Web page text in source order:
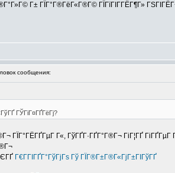
Г± ГЇГ°Г®ГёГ«Г®Г© ГЇГїГІГ­ГЁГ¶Г»
сообщения:
ГЎГіГ¤ГҐГёГј?
ГЇГ°ГЁГҐГµГ Г«, ГўГҐГ·ГҐГ°Г®Г¬ ГіГ¦ГҐ
Г€Г­ГІГҐГ°ГўГјГѕ Гў ГЇГ®Г±Г®Г«ГјГ±ГІГўГҐ